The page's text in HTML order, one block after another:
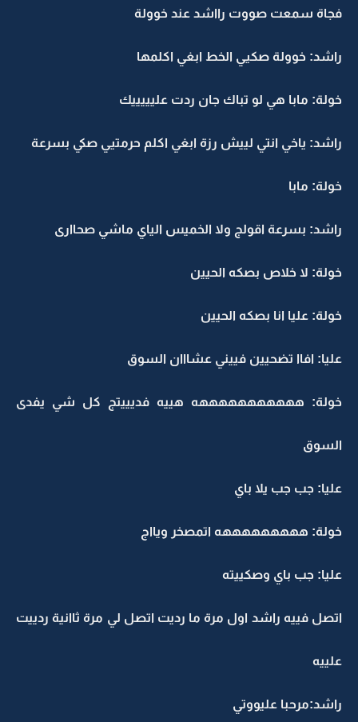
فجاة سمعت صووت رااشد عند خوولة
راشد: خوولة صكيي الخط ابغي اكلمها
خولة: مابا هي لو تباك جان ردت عليييييك
راشد: ياخي انتي لييش رزة ابغي اكلم حرمتيي صكي بسرعة
خولة: مابا
راشد: بسرعة اقولج ولا الخميس الياي ماشي صحاارى
خولة: لا خلاص بصكه الحيين
خولة: عليا انا بصكه الحيين
عليا: افاا تضحيين فييني عشااان السوق
خولة: هههههههههههه هييه فديييتج كل شي يفدى
السوق
عليا: جب جب يلا باي
خولة: هههههههههه اتمصخر ويااج
عليا: جب باي وصكييته
اتصل فييه راشد اول مرة ما رديت اتصل لي مرة ثاانية ردييت
علييه
راشد:مرحبا عليووتي